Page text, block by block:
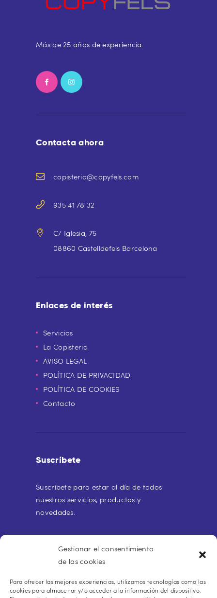
Gestionar el consentimiento
de las cookies
Para ofrecer las mejores experiencias, utilizamos tecnologías como las
cookies para almacenar y/o acceder a la información del dispositivo.
Más de 25 años de experiencia.
Contacta ahora
copisteria@copyfels.com
935 41 78 32
C/ Iglesia, 75
08860 Castelldefels Barcelona
Enlaces de interés
Servicios
La Copisteria
AVISO LEGAL
POLÍTICA DE PRIVACIDAD
POLÍTICA DE COOKIES
Contacto
Suscríbete
Suscríbete para estar al día de todos
nuestros servicios, productos y
novedades.
Buscar: